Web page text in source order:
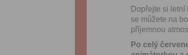
Dopřejte si
se můžete na
příjemnou
Po celý